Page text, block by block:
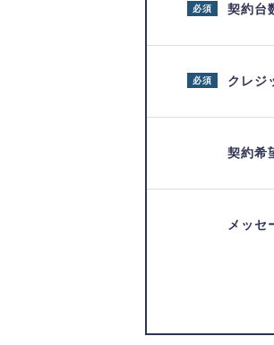
契約台
必須
クレジ
必須
契約希
メッセ